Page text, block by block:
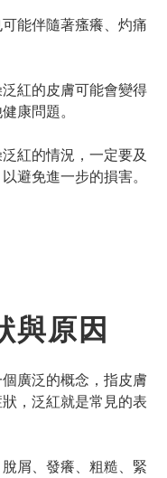
能伴隨著瘙癢、灼痛
紅的皮膚可能會變得
康問題。
紅的情況，一定要及
避免進一步的損害。
與原因
廣泛的概念，指皮膚
，泛紅就是常見的表
屑、發癢、粗糙、緊